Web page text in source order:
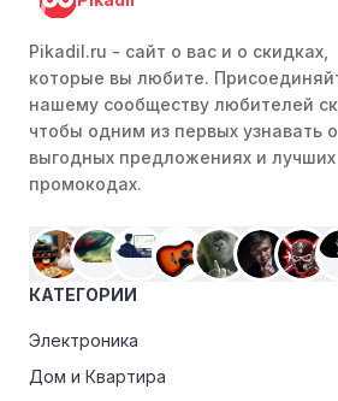
Следите за социальными сетями:
Смотри. Учись в социальных
Facebook или Instagram.
своими подписчиками
или акциями.
Программы лояльности:
программам лояльности,
преимуществами, как скидки
ранний доступ к распродажам
акциям.
Особые скидки:
критериям, проверьте,
Pikadil.ru - cайт о вас и о скидках,
которые вы любите.
нашему сообществу любителей
чтобы одним из первых узнавать о
выгодных предложениях и лучших
промокодах.
КАТЕГОРИИ
Электроника
Дом и Квартира